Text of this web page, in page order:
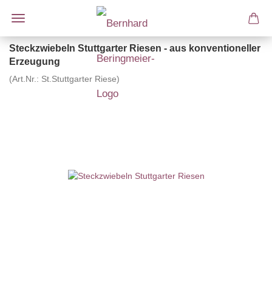
Steckzwiebeln Stuttgarter Riesen - aus konventioneller
Erzeugung
(Art.Nr.: St.Stuttgarter Riese)